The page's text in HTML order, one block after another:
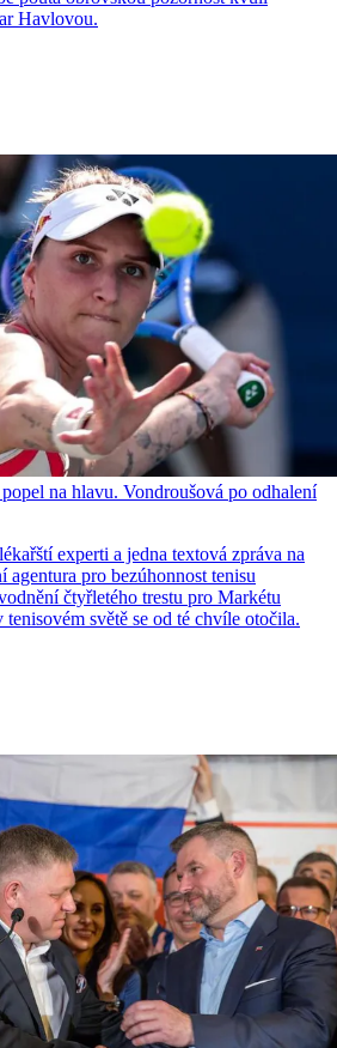
Havlovou.
na hlavu. Vondroušová po odhalení
experti a jedna textová zpráva na
pro bezúhonnost tenisu
čtyřletého trestu pro Markétu
světě se od té chvíle otočila.